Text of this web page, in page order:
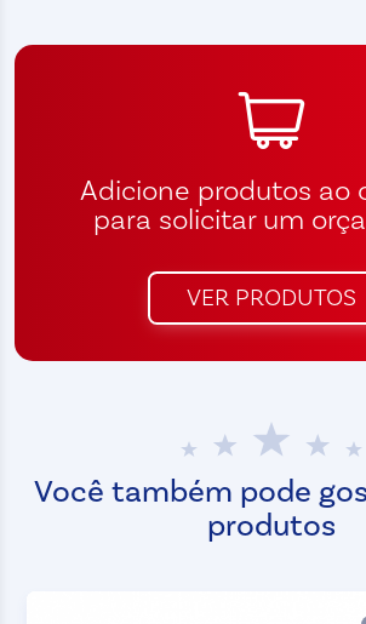
Adicione produtos ao
para solicitar um
VER PRODUTOS
Você também pode
produtos